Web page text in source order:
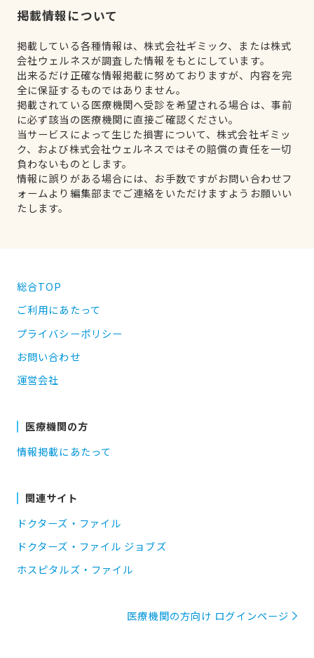
掲載情報について
掲載している各種情報は、株式会社ギミック、または株式
会社ウェルネスが調査した情報をもとにしています。
出来るだけ正確な情報掲載に努めておりますが、内容を完
全に保証するものではありません。
掲載されている医療機関へ受診を希望される場合は、事前
に必ず該当の医療機関に直接ご確認ください。
当サービスによって生じた損害について、株式会社ギミッ
ク、および株式会社ウェルネスではその賠償の責任を一切
負わないものとします。
情報に誤りがある場合には、お手数ですがお問い合わせフ
ォームより編集部までご連絡をいただけますようお願いい
たします。
総合TOP
ご利用にあたって
プライバシーポリシー
お問い合わせ
運営会社
医療機関の方
情報掲載にあたって
関連サイト
ドクターズ・ファイル
ドクターズ・ファイル ジョブズ
ホスピタルズ・ファイル
医療機関の方向け ログインページ